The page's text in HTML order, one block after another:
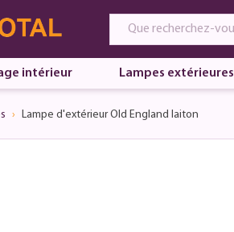
intérieur Lampes extérieures
Lampe d'extérieur Old England laiton